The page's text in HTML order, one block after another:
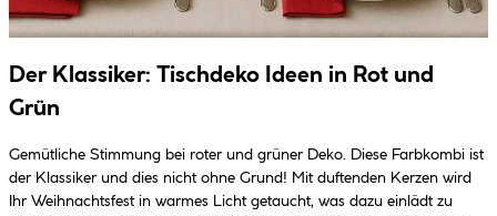
Der Klassiker: Tischdeko Ideen in Rot und
Grün
Gemütliche Stimmung bei roter und grüner Deko. Diese Farbkombi ist
der Klassiker und dies nicht ohne Grund! Mit duftenden Kerzen wird
Ihr Weihnachtsfest in warmes Licht getaucht, was dazu einlädt zu